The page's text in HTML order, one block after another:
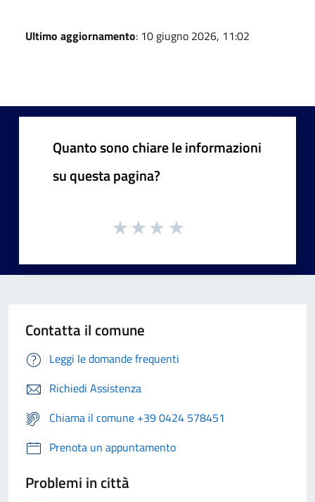
Ultimo aggiornamento: 10 giugno 2026, 11:02
Quanto sono chiare le informazioni
su questa pagina?
Contatta il comune
Leggi le domande frequenti
Richiedi Assistenza
Chiama il comune +39 0424 578451
Prenota un appuntamento
Problemi in città